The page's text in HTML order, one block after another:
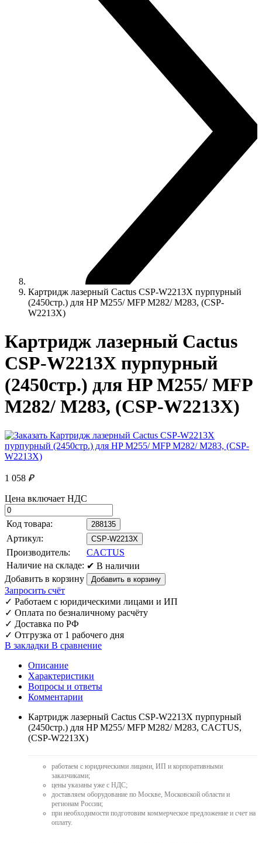
Картридж лазерный Cactus CSP-W2213X пурпурный
(2450стр.) для HP M255/ MFP M282/ M283, (CSP-
W2213X)
Картридж лазерный Cactus
CSP-W2213X пурпурный
(2450стр.) для HP M255/ MFP
M282/ M283, (CSP-W2213X)
1 058 ₽
Цена включает НДС
Код товара: 288135
Артикул: CSP-W2213X
Производитель:
CACTUS
Наличие на складе: ✔ В наличии
Добавить в корзину
Запросить счёт
✓ Работаем с юридическими лицами и ИП
✓ Оплата по безналичному расчёту
✓ Доставка по РФ
✓ Отгрузка от 1 рабочего дня
В закладки В сравнение
Описание
Характеристики
Вопросы и ответы
Комментарии
Картридж лазерный Cactus CSP-W2213X пурпурный
(2450стр.) для HP M255/ MFP M282/ M283, CACTUS,
(CSP-W2213X)
работаем с юридическими лицами, ИП и корпоративными
заказчиками;
цены указаны уже с НДС;
доставляем оборудование по Москве, Московской области и
регионам России;
при необходимости подготовим коммерческое предложение и счет на
оплату.